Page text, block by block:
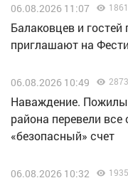
06.08.2026 11:07 1861
Балаковцев и
приглашают на
06.08.2026 10:49 2873
Наваждение.
района перевели
«безопасный» счет
06.08.2026 10:32 1935